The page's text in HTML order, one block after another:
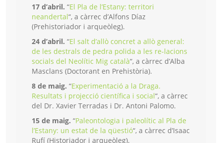
17 d’abril. “El Pla de l’Estany: territori
neandertal“, a càrrec d’Alfons Díaz
(Prehistoriador i arqueòleg).
24 d’abril. “El salt d’allò concret a allò general:
de les destrals de pedra polida a les re-lacions
socials del Neolític Mig català“, a càrrec d’Alba
Masclans (Doctorant en Prehistòria).
8 de maig. “Experimentació a la Draga.
Resultats i projecció científica i social“, a càrrec
del Dr. Xavier Terradas i Dr. Antoni Palomo.
15 de maig. “Paleontologia i paleolític al Pla de
l’Estany: un estat de la qüestió“, a càrrec d’Isaac
Rufí (Historiador i arqueòleg).